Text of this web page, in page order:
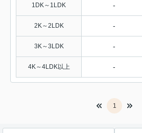
1DK～1LDK -
2K～2LDK -
3K～3LDK -
4K～4LDK以上 -
1